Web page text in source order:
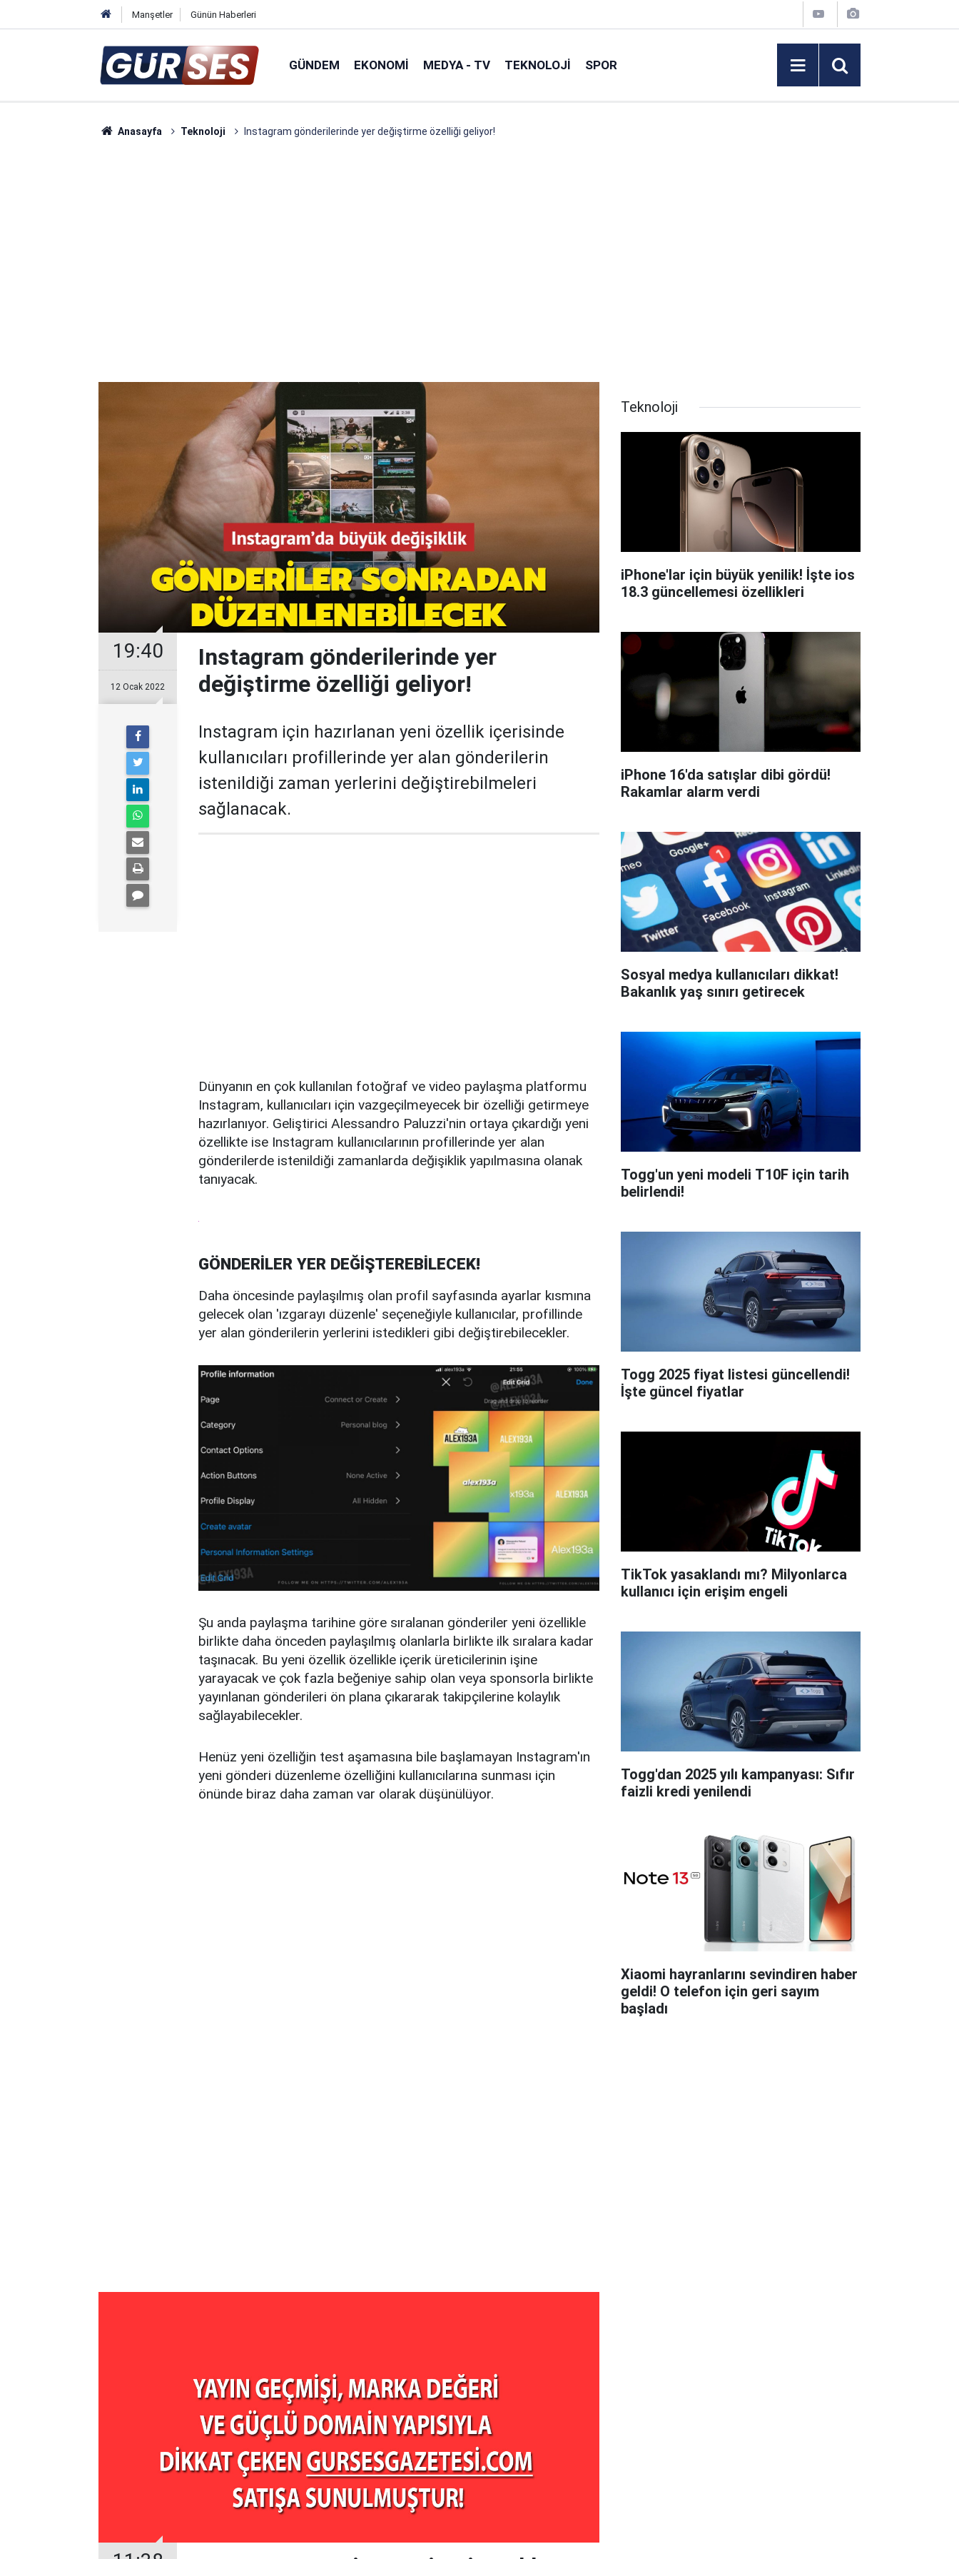
Manşetler Günün Haberleri
GÜNDEM EKONOMI MEDYA - TV TEKNOLOJI SPOR
Anasayfa Teknoloji Instagram gönderilerinde yer değiştirme özelliği geliyor!
19:40
12 Ocak 2022
Instagram gönderilerinde yer
değiştirme özelliği geliyor!
Instagram için hazırlanan yeni özellik içerisinde
kullanıcıları profillerinde yer alan gönderilerin
istenildiği zaman yerlerini değiştirebilmeleri
sağlanacak.
Dünyanın en çok kullanılan fotoğraf ve video paylaşma platformu
Instagram, kullanıcıları için vazgeçilmeyecek bir özelliği getirmeye
hazırlanıyor. Geliştirici Alessandro Paluzzi'nin ortaya çıkardığı yeni
özellikte ise Instagram kullanıcılarının profillerinde yer alan
gönderilerde istenildiği zamanlarda değişiklik yapılmasına olanak
tanıyacak.
GÖNDERİLER YER DEĞİŞTEREBİLECEK!
Daha öncesinde paylaşılmış olan profil sayfasında ayarlar kısmına
gelecek olan 'ızgarayı düzenle' seçeneğiyle kullanıcılar, profillinde
yer alan gönderilerin yerlerini istedikleri gibi değiştirebilecekler.
Şu anda paylaşma tarihine göre sıralanan gönderiler yeni özellikle
birlikte daha önceden paylaşılmış olanlarla birlikte ilk sıralara kadar
taşınacak. Bu yeni özellik özellikle içerik üreticilerinin işine
yarayacak ve çok fazla beğeniye sahip olan veya sponsorla birlikte
yayınlanan gönderileri ön plana çıkararak takipçilerine kolaylık
sağlayabilecekler.
Henüz yeni özelliğin test aşamasına bile başlamayan Instagram'ın
yeni gönderi düzenleme özelliğini kullanıcılarına sunması için
önünde biraz daha zaman var olarak düşünülüyor.
Teknoloji
iPhone'lar için büyük yenilik! İşte ios
18.3 güncellemesi özellikleri
iPhone 16'da satışlar dibi gördü!
Rakamlar alarm verdi
Sosyal medya kullanıcıları dikkat!
Bakanlık yaş sınırı getirecek
Togg'un yeni modeli T10F için tarih
belirlendi!
Togg 2025 fiyat listesi güncellendi!
İşte güncel fiyatlar
TikTok yasaklandı mı? Milyonlarca
kullanıcı için erişim engeli
Togg'dan 2025 yılı kampanyası: Sıfır
faizli kredi yenilendi
Xiaomi hayranlarını sevindiren haber
geldi! O telefon için geri sayım
başladı